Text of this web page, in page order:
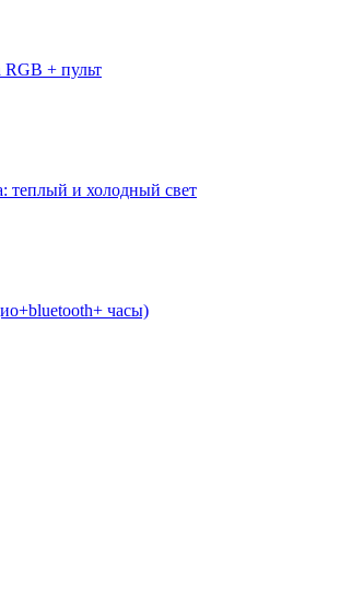
RGB + пульт
теплый и холодный свет
часы)